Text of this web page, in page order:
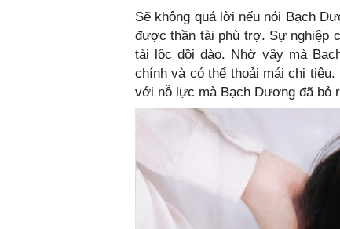
Sẽ không quá lời nếu nói Bạch
được thần tài phù trợ. Sự nghiệp
tài lộc dồi dào. Nhờ vậy mà
chính và có thể thoải mái chi
với nỗ lực mà Bạch Dương đã bỏ